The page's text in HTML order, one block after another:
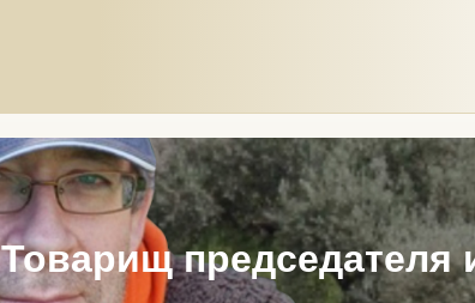
Товарищ председателя